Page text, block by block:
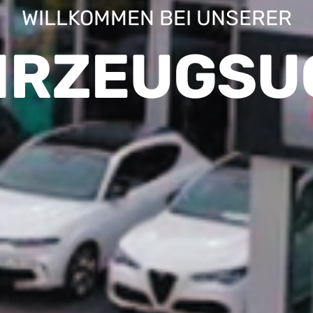
WILLKOMMEN BEI UNSERER